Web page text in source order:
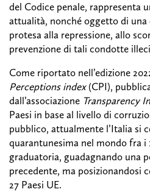
del Codice penale, rappresenta
attualità, nonché oggetto di
protesa alla repressione, allo
prevenzione di tali condotte
Come riportato nell’edizione
Perceptions index(CPI),
dall’associazione Transparency
Paesi in base al livello di
pubblico, attualmente l’Italia si
quarantunesima nel mondo fra i
graduatoria, guadagnando una
precedente, ma posizionandosi
27 Paesi UE.